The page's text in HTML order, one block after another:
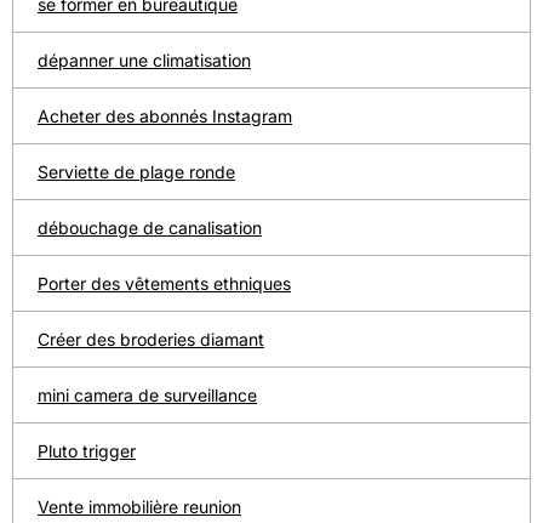
se former en bureautique
dépanner une climatisation
Acheter des abonnés Instagram
Serviette de plage ronde
débouchage de canalisation
Porter des vêtements ethniques
Créer des broderies diamant
mini camera de surveillance
Pluto trigger
Vente immobilière reunion